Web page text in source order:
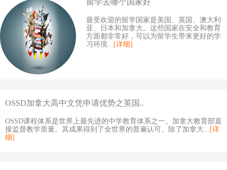
留学去哪个国家好
最受欢迎的留学国家是美国、英国、澳大利
亚、日本和加拿大。这些国家在安全和教育
方面都非常好，可以为留学生带来更好的学
习环境... [详细]
OSSD加拿大高中文凭申请优势之英国..
OSSD课程体系是世界上最先进的中学教育体系之一。加拿大教育部直
接监督教学质量。其成果得到了全世界的普遍认可。除了加拿大... [详
细]